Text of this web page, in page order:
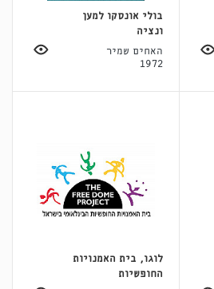
בולי אונסקו למען
ונציה
האחים שמיר
1972
לוגו, בית האמנויות
החופשיות